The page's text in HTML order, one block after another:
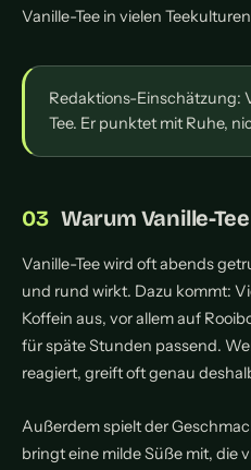
Vanille-Tee in vielen
Redaktions-Einschätzung:
Tee. Er punktet mit Ruhe,
Warum Vanille-
Vanille-Tee wird oft abends
und rund wirkt. Dazu kommt:
Koffein aus, vor allem auf
für späte Stunden passend.
reagiert, greift oft genau
Außerdem spielt der
bringt eine milde Süße mit, die